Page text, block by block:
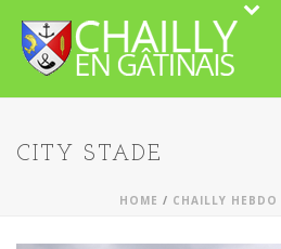
CITY STADE
HOME / CHAILLY HEBDO